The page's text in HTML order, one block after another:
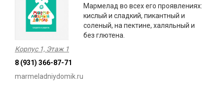
Мармелад во всех его проявлениях:
кислый и сладкий, пикантный и
соленый, на пектине, халяльный и
без глютена.
Корпус 1, Этаж 1
8 (931) 366-87-71
marmeladniydomik.ru